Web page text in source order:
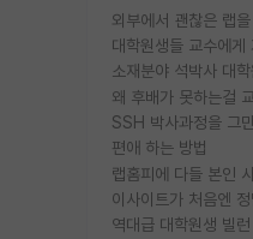
외부에서 괜찮은 랩
소재분야 석박사 대
편애 하는 방법
랩홈피에 다들 본인
이사이트가 처음엔 정
역대급 대학원생 빌런